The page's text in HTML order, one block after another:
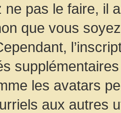
ne pas le faire, il
que vous
les avatars
aux autres